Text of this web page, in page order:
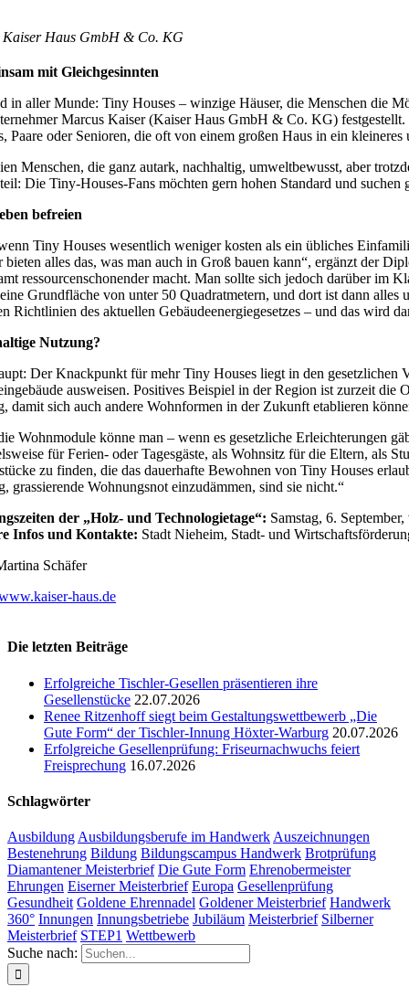
Kaiser Haus GmbH & Co. KG
mit Gleichgesinnten
in aller Munde: Tiny Houses – winzige Häuser, die Menschen die
Marcus Kaiser (Kaiser Haus GmbH & Co. KG)
Paare oder Senioren, die oft von einem großen Haus in ein
Menschen, die ganz autark, nachhaltig, umweltbewusst, aber
Die Tiny-Houses-Fans möchten gern hohen Standard und
befreien
Tiny Houses wesentlich weniger kosten als ein übliches
bieten alles das, was man auch in Groß bauen kann“, ergänzt der
ressourcenschonender macht. Man sollte sich jedoch darüber im
Grundfläche von unter 50 Quadratmetern, und dort ist dann
Richtlinien des aktuellen Gebäudeenergiegesetzes – und das wird
Nutzung?
Der Knackpunkt für mehr Tiny Houses liegt in den gesetzlichen
ausweisen. Positives Beispiel in der Region ist zurzeit
damit sich auch andere Wohnformen in der Zukunft etablieren
Wohnmodule könne man – wenn es gesetzliche Erleichterungen
für Ferien- oder Tagesgäste, als Wohnsitz für die Eltern, als
zu finden, die das dauerhafte Bewohnen von Tiny Houses
grassierende Wohnungsnot einzudämmen, sind sie nicht.“
der „Holz- und Technologietage“: Samstag, 6.
Infos und Kontakte: Stadt Nieheim, Stadt- und
Schäfer
haus.de
Die letzten Beiträge
Erfolgreiche Tischler-Gesellen präsentieren ihre
Gesellenstücke 22.07.2026
Renee Ritzenhoff siegt beim Gestaltungswettbewerb „Die
Gute Form“ der Tischler-Innung Höxter-Warburg 20.07.2026
Erfolgreiche Gesellenprüfung: Friseurnachwuchs feiert
Freisprechung 16.07.2026
Schlagwörter
Ausbildung Ausbildungsberufe im Handwerk Auszeichnungen
Bestenehrung Bildung Bildungscampus Handwerk Brotprüfung
Diamantener Meisterbrief Die Gute Form Ehrenobermeister
Ehrungen Eiserner Meisterbrief Europa Gesellenprüfung
Gesundheit Goldene Ehrennadel Goldener Meisterbrief Handwerk
360° Innungen Innungsbetriebe Jubiläum Meisterbrief Silberner
Meisterbrief STEP1 Wettbewerb
Suche nach: